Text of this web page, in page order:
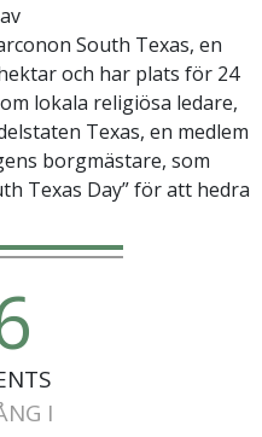
South Texas, en
och har plats för 24
lokala religiösa ledare,
Texas, en medlem
borgmästare, som
Texas Day” för att hedra
I